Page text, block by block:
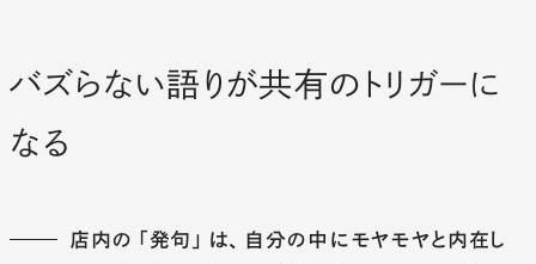
バズらない語りが共有のトリガーに
なる
店内の「発句」は、自分の中にモヤモヤと内在し